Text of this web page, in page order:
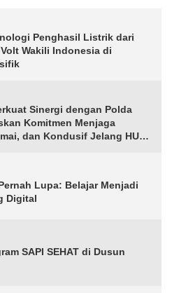
Penghasil Listrik dari
Wakili Indonesia di
Sinergi dengan Polda
Komitmen Menjaga
dan Kondusif Jelang HUT
Lupa: Belajar Menjadi
Digital
SAPI SEHAT di Dusun